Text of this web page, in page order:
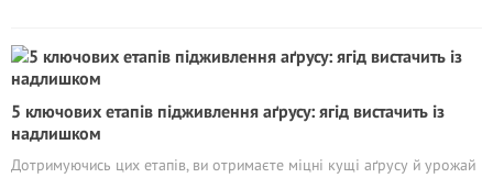
5 ключових етапів підживлення аґрусу: ягід вистачить із
надлишком
Дотримуючись цих етапів, ви отримаєте міцні кущі аґрусу й урожай